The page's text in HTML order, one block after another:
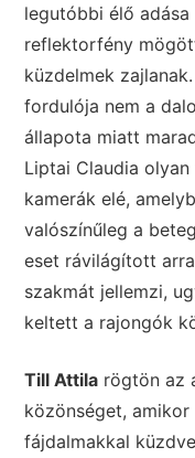
legutóbbi élő
reflektorfény
küzdelmek
fordulója nem a
állapota miatt
Liptai Claudia
kamerák elé,
valószínűleg a
eset rávilágított
szakmát jellemzi,
keltett a rajongók
Till Attila rögtön az
közönséget,
fájdalmakkal